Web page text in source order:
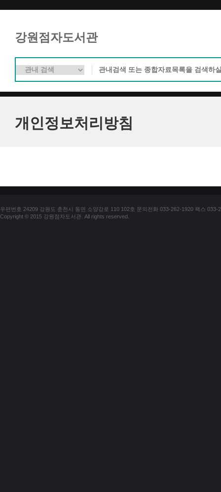
강원점자도서관
개인정보처리방침
우편번호 24209 강원도 춘천시 동면 소양강로 110 102호 문의전화 033-262-1920 팩스 033-
Copyright © 2015 강원점자도서관. All rights reserved.